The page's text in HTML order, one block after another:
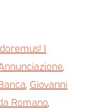
I
Giovanni
Romano